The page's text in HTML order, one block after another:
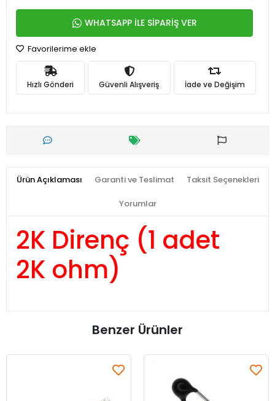
WHATSAPP İLE SİPARİŞ VER
Favorilerime ekle
Hızlı Gönderi Güvenli Alışveriş İade ve Değişim
Ürün Açıklaması Garanti ve Teslimat Taksit Seçenekleri
Yorumlar
2K Direnç (1 adet
2K ohm)
Benzer Ürünler